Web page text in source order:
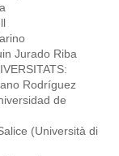
Jurado Riba
Rodríguez
de
(Università di